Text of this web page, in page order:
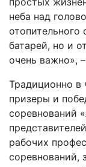
неба над
отопительного
батарей, но и
очень важно»,
Традиционно в
призеры и
соревнований
рабочих
соревнований,